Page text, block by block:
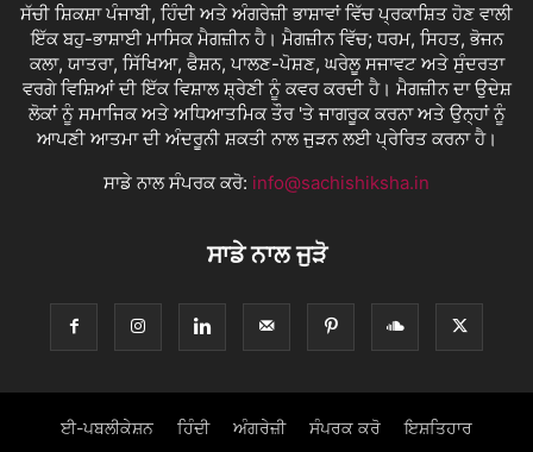
ਸੱਚੀ ਸ਼ਿਕਸ਼ਾ ਪੰਜਾਬੀ, ਹਿੰਦੀ ਅਤੇ ਅੰਗਰੇਜ਼ੀ ਭਾਸ਼ਾਵਾਂ ਵਿੱਚ ਪ੍ਰਕਾਸ਼ਿਤ ਹੋਣ ਵਾਲੀ
ਇੱਕ ਬਹੁ-ਭਾਸ਼ਾਈ ਮਾਸਿਕ ਮੈਗਜ਼ੀਨ ਹੈ। ਮੈਗਜ਼ੀਨ ਵਿੱਚ; ਧਰਮ, ਸਿਹਤ, ਭੋਜਨ
ਕਲਾ, ਯਾਤਰਾ, ਸਿੱਖਿਆ, ਫੈਸ਼ਨ, ਪਾਲਣ-ਪੋਸ਼ਣ, ਘਰੇਲੂ ਸਜਾਵਟ ਅਤੇ ਸੁੰਦਰਤਾ
ਵਰਗੇ ਵਿਸ਼ਿਆਂ ਦੀ ਇੱਕ ਵਿਸ਼ਾਲ ਸ਼੍ਰੇਣੀ ਨੂੰ ਕਵਰ ਕਰਦੀ ਹੈ। ਮੈਗਜ਼ੀਨ ਦਾ ਉਦੇਸ਼
ਲੋਕਾਂ ਨੂੰ ਸਮਾਜਿਕ ਅਤੇ ਅਧਿਆਤਮਿਕ ਤੌਰ 'ਤੇ ਜਾਗਰੂਕ ਕਰਨਾ ਅਤੇ ਉਨ੍ਹਾਂ ਨੂੰ
ਆਪਣੀ ਆਤਮਾ ਦੀ ਅੰਦਰੂਨੀ ਸ਼ਕਤੀ ਨਾਲ ਜੁੜਨ ਲਈ ਪ੍ਰੇਰਿਤ ਕਰਨਾ ਹੈ।
ਸਾਡੇ ਨਾਲ ਸੰਪਰਕ ਕਰੋ: info@sachishiksha.in
ਸਾਡੇ ਨਾਲ ਜੁੜੋ
ਈ-ਪਬਲੀਕੇਸ਼ਨ ਹਿੰਦੀ ਅੰਗਰੇਜ਼ੀ ਸੰਪਰਕ ਕਰੋ ਇਸ਼ਤਿਹਾਰ